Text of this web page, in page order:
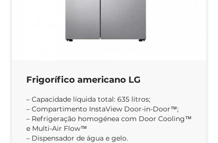
Frigorífico americano LG
– Capacidade líquida total: 635 litros;
– Compartimento InstaView Door-in-Door™;
– Refrigeração homogénea com Door Cooling™
e Multi-Air Flow™
– Dispensador de água e gelo.